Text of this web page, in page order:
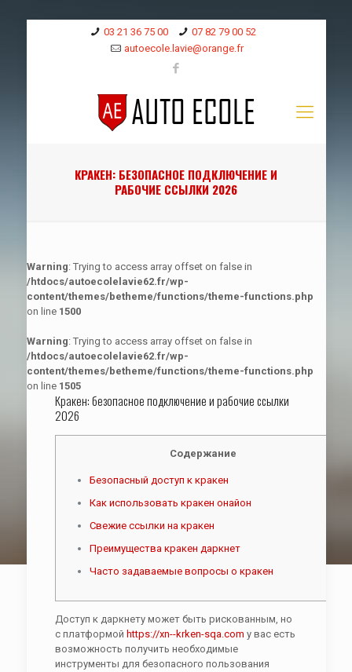
03 21 36 75 00
07 82 79 00 52
autoecole.lavie@orange.fr
КРАКЕН: БЕЗОПАСНОЕ ПОДКЛЮЧЕНИЕ И
РАБОЧИЕ ССЫЛКИ 2026
Warning: Trying to access array offset on false in
/htdocs/autoecolelavie62.fr/wp-
content/themes/betheme/functions/theme-functions.php
on line 1500
Warning: Trying to access array offset on false in
/htdocs/autoecolelavie62.fr/wp-
content/themes/betheme/functions/theme-functions.php
on line 1505
Кракен: безопасное подключение и рабочие ссылки
2026
Содержание
Безопасный доступ к кракен
Как использовать кракен онайон
Свежие ссылки на кракен
Преимущества кракен даркнет
Часто задаваемые вопросы о кракен
Доступ к даркнету может быть рискованным, но
с платформой https://xn--krken-sqa.com у вас есть
возможность получить необходимые
инструменты для безопасного пользования